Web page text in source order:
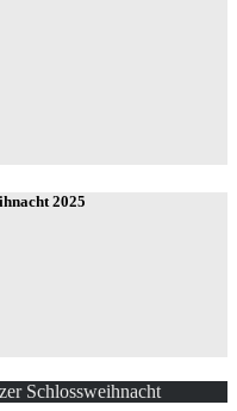
2025
Schlossweihnacht